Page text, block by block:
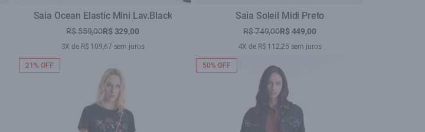
Saia Ocean Elastic Mini Lav.Black
R$ 559,00R$ 329,00
3X de R$ 109,67 sem juros
Saia Soleil Midi Preto
R$ 749,00R$ 449,00
4X de R$ 112,25 sem juros
21% OFF 50% OFF